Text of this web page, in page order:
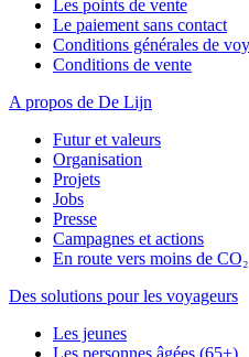
Les points de vente
Le paiement sans contact
Conditions générales de
Conditions de vente
A propos de De Lijn
Futur et valeurs
Organisation
Projets
Jobs
Presse
Campagnes et actions
En route vers moins de CO₂
Des solutions pour les voyageurs
Les jeunes
Les personnes âgées (65+)